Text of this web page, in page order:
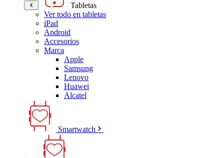
Tabletas
Ver todo en tabletas
iPad
Android
Accesorios
Marca
Apple
Samsung
Lenovo
Huawei
Alcatel
Smartwatch